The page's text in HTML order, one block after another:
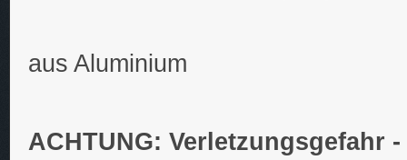
aus Aluminium
ACHTUNG: Verletzungsgefahr